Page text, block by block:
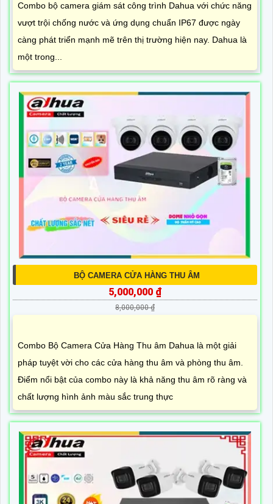
Combo bộ camera giám sát công trình Dahua với chức năng
vượt trội chống nước và ứng dụng chuẩn IP67 được ngày
càng phát triển mạnh mẽ trên thị trường hiện nay. Dahua là
một trong...
BỘ CAMERA CỬA HÀNG THU ÂM
5,000,000 ₫
8,000,000 ₫
Combo Bộ Camera Cửa Hàng Thu âm Dahua là một giải
pháp tuyệt vời cho các cửa hàng thu âm và phòng thu âm.
Điểm nổi bật của combo này là khả năng thu âm rõ ràng và
chất lượng hình ảnh màu sắc trung thực